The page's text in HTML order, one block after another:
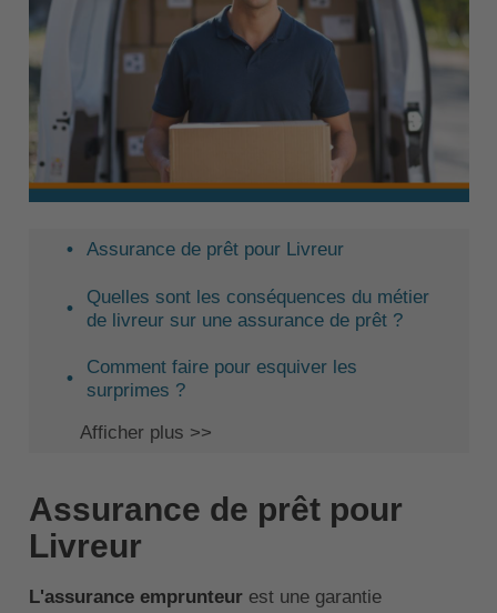
Assurance de prêt pour Livreur
Quelles sont les conséquences du métier
de livreur sur une assurance de prêt ?
Comment faire pour esquiver les
surprimes ?
Afficher plus >>
Assurance de prêt pour
Livreur
L'assurance emprunteur est une garantie